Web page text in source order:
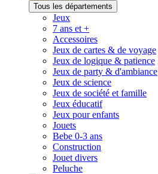
Tous les départements
Jeux
7 ans et +
Accessoires
Jeux de cartes & de voyage
Jeux de logique & patience
Jeux de party & d'ambiance
Jeux de science
Jeux de société et famille
Jeux éducatif
Jeux pour enfants
Jouets
Bebe 0-3 ans
Construction
Jouet divers
Peluche